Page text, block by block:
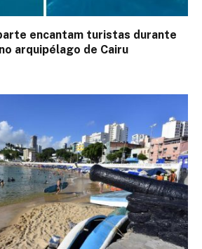
encantam turistas durante
arquipélago de Cairu